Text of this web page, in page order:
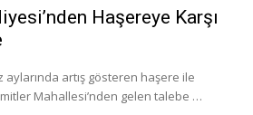
Haşereye Karşı
artış gösteren haşere ile
Mahallesi’nden gelen talebe …